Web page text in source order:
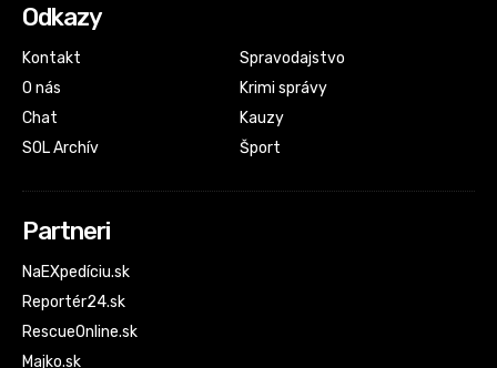
Odkazy
Kontakt
O nás
Chat
SOL Archív
Spravodajstvo
Krimi správy
Kauzy
Šport
Partneri
NaEXpedíciu.sk
Reportér24.sk
RescueOnline.sk
Majko.sk